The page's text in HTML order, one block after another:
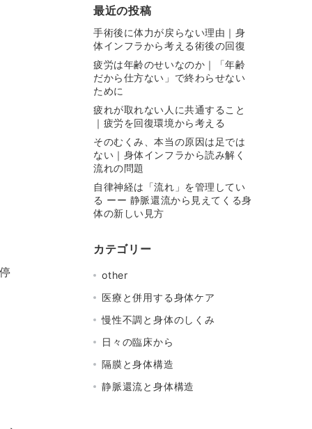
最近の投稿
手術後に体力が戻らない理由｜身
体インフラから考える術後の回復
疲労は年齢のせいなのか｜「年齢
だから仕方ない」で終わらせない
ために
疲れが取れない人に共通すること
｜疲労を回復環境から考える
そのむくみ、本当の原因は足では
ない｜身体インフラから読み解く
流れの問題
自律神経は「流れ」を管理してい
る ーー 静脈還流から見えてくる身
体の新しい見方
カテゴリー
other
医療と併用する身体ケア
慢性不調と身体のしくみ
日々の臨床から
隔膜と身体構造
静脈還流と身体構造